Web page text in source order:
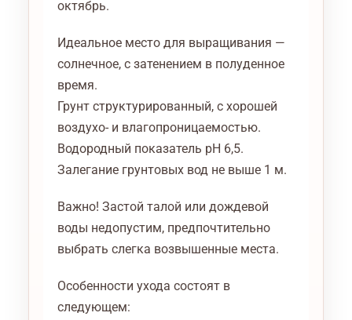
октябрь.
Идеальное место для выращивания —
солнечное, с затенением в полуденное
время.
Грунт структурированный, с хорошей
воздухо- и влагопроницаемостью.
Водородный показатель рН 6,5.
Залегание грунтовых вод не выше 1 м.
Важно! Застой талой или дождевой
воды недопустим, предпочтительно
выбрать слегка возвышенные места.
Особенности ухода состоят в
следующем: